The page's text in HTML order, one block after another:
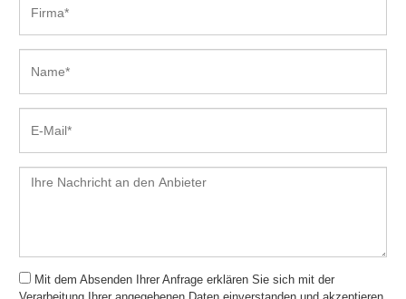
Mit dem Absenden Ihrer Anfrage erklären Sie sich mit der